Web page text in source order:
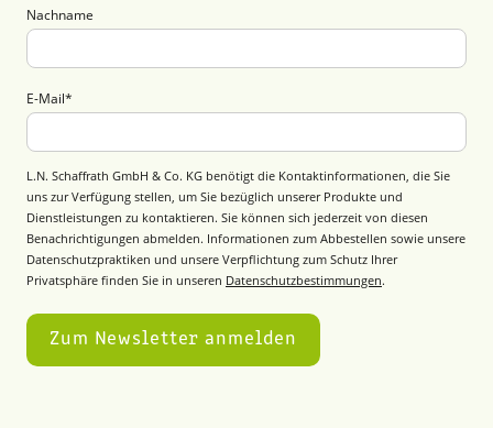
Nachname
E-Mail*
L.N. Schaffrath GmbH & Co. KG benötigt die Kontaktinformationen, die Sie
uns zur Verfügung stellen, um Sie bezüglich unserer Produkte und
Dienstleistungen zu kontaktieren. Sie können sich jederzeit von diesen
Benachrichtigungen abmelden. Informationen zum Abbestellen sowie unsere
Datenschutzpraktiken und unsere Verpflichtung zum Schutz Ihrer
Privatsphäre finden Sie in unseren Datenschutzbestimmungen.